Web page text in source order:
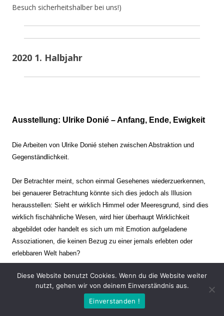
Besuch sicherheitshalber bei uns!)
2020 1. Halbjahr
Ausstellung: Ulrike Donié – Anfang, Ende, Ewigkeit
Die Arbeiten von Ulrike Donié stehen zwischen Abstraktion und
Gegenständlichkeit.
Der Betrachter meint, schon einmal Gesehenes wiederzuerkennen,
bei genauerer Betrachtung könnte sich dies jedoch als Illusion
herausstellen: Sieht er wirklich Himmel oder Meeresgrund, sind dies
wirklich fischähnliche Wesen, wird hier überhaupt Wirklichkeit
abgebildet oder handelt es sich um mit Emotion aufgeladene
Assoziationen, die keinen Bezug zu einer jemals erlebten oder
erlebbaren Welt haben?
Verharren und Dynamik stehen sich dabei gegenüber. Zeit steht still
oder verrinnt im Nu. Es soll dabei eine Spannung, auch farblich, bis
zur Schmerzgrenze erzeugt werden. Die Arbeiten stellen ambivalente
Diese Website benutzt Cookies. Wenn du die Website weiter
nutzt, gehen wir von deinem Einverständnis aus.
Einverstanden !